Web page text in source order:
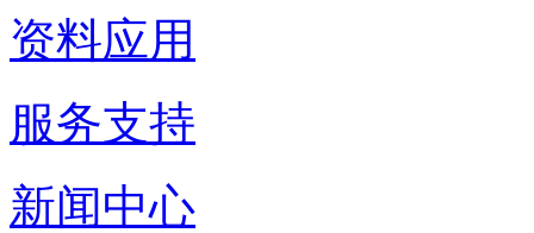
资料应用
服务支持
新闻中心